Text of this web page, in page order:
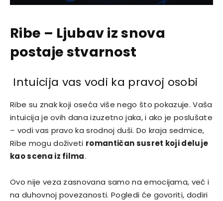
Ribe – Ljubav iz snova
postaje stvarnost
Intuicija vas vodi ka pravoj osobi
Ribe su znak koji oseća više nego što pokazuje. Vaša
intuicija je ovih dana izuzetno jaka, i ako je poslušate
– vodi vas pravo ka srodnoj duši. Do kraja sedmice,
Ribe mogu doživeti romantičan susret koji deluje
kao scena iz filma.
Ovo nije veza zasnovana samo na emocijama, već i
na duhovnoj povezanosti. Pogledi će govoriti, dodiri